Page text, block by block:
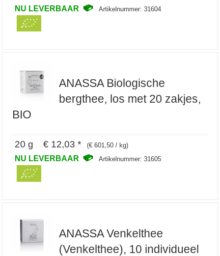
NU LEVERBAAR Artikelnummer: 31604
ANASSA Biologische
bergthee, los met 20 zakjes,
BIO
20 g € 12,03 * (€ 601,50 / kg)
NU LEVERBAAR Artikelnummer: 31605
ANASSA Venkelthee
(Venkelthee), 10 individueel